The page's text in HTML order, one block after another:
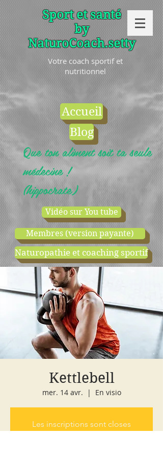
Sport et santé
by
NaturoCoach.setty
Votre coach sportif et
nutritionnel
Accueil
Blog
Que ton aliment soit ta seule
médecine !
(hippocrate)
Vidéo sur You tube
Membres (version payante)
Naturopathie et coaching sportif
cours d'essai boutique
Kettlebell
mer. 14 avr.
  |
En visio
Les inscriptions sont closes